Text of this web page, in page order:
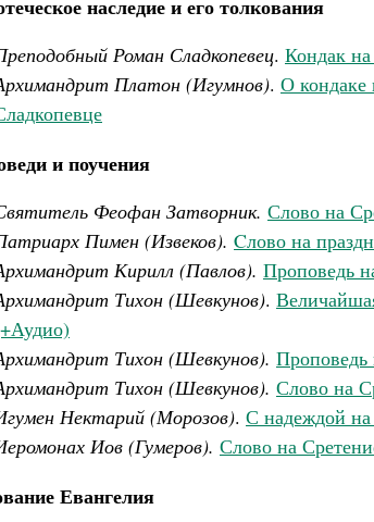
наследие и его толкования
Роман Сладкопевец. Кондак
Платон (Игумнов). О кондаке
и поучения
Феофан Затворник. Слово на
Пимен (Извеков). Cлово на
Кирилл (Павлов). Проповедь
Тихон (Шевкунов).
Тихон (Шевкунов). Проповедь
Тихон (Шевкунов). Слово на
Нектарий (Морозов). С надеждой
Иов (Гумеров). Слово на
Евангелия